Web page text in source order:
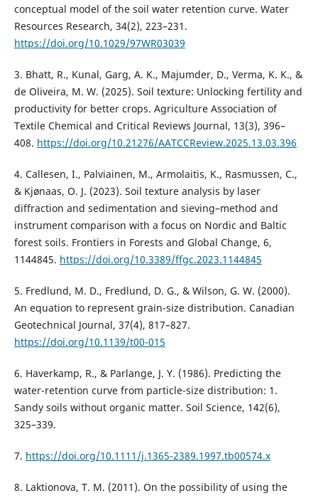
conceptual model of the soil water retention curve. Water
Resources Research, 34(2), 223–231.
https://doi.org/10.1029/97WR03039
3. Bhatt, R., Kunal, Garg, A. K., Majumder, D., Verma, K. K., &
de Oliveira, M. W. (2025). Soil texture: Unlocking fertility and
productivity for better crops. Agriculture Association of
Textile Chemical and Critical Reviews Journal, 13(3), 396–
408. https://doi.org/10.21276/AATCCReview.2025.13.03.396
4. Callesen, I., Palviainen, M., Armolaitis, K., Rasmussen, C.,
& Kjønaas, O. J. (2023). Soil texture analysis by laser
diffraction and sedimentation and sieving–method and
instrument comparison with a focus on Nordic and Baltic
forest soils. Frontiers in Forests and Global Change, 6,
1144845. https://doi.org/10.3389/ffgc.2023.1144845
5. Fredlund, M. D., Fredlund, D. G., & Wilson, G. W. (2000).
An equation to represent grain-size distribution. Canadian
Geotechnical Journal, 37(4), 817–827.
https://doi.org/10.1139/t00-015
6. Haverkamp, R., & Parlange, J. Y. (1986). Predicting the
water-retention curve from particle-size distribution: 1.
Sandy soils without organic matter. Soil Science, 142(6),
325–339.
7. https://doi.org/10.1111/j.1365-2389.1997.tb00574.x
8. Laktionova, T. M. (2011). On the possibility of using the